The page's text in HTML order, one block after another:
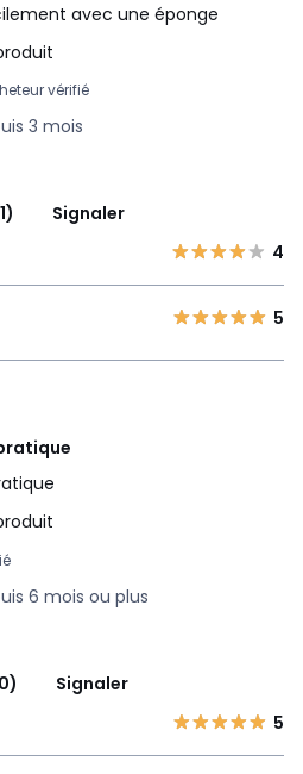
avec une éponge
vérifié
3 mois
Signaler
4
5
6 mois ou plus
Signaler
5